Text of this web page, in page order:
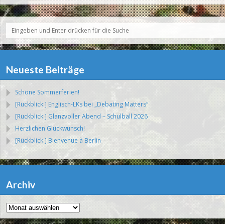
Neueste Beiträge
Schöne Sommerferien!
[Rückblick:] Englisch-LKs bei „Debating Matters“
[Rückblick:] Glanzvoller Abend – Schulball 2026
Herzlichen Glückwunsch!
[Rückblick:] Bienvenue à Berlin
Archiv
Archiv